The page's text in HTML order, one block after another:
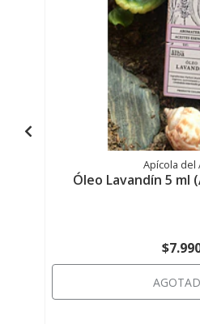
Apícola del
Óleo Lavandín 5 ml